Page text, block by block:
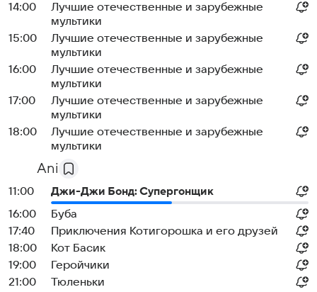
14:00
Лучшие отечественные и зарубежные
мультики
15:00
Лучшие отечественные и зарубежные
мультики
16:00
Лучшие отечественные и зарубежные
мультики
17:00
Лучшие отечественные и зарубежные
мультики
18:00
Лучшие отечественные и зарубежные
мультики
Ani
11:00
Джи-Джи Бонд: Супергонщик
16:00
Буба
17:40
Приключения Котигорошка и его друзей
18:00
Кот Басик
19:00
Геройчики
21:00
Тюленьки